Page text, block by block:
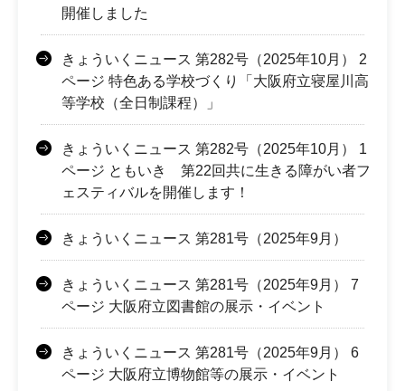
開催しました
きょういくニュース 第282号（2025年10月） 2
ページ 特色ある学校づくり「大阪府立寝屋川高
等学校（全日制課程）」
きょういくニュース 第282号（2025年10月） 1
ページ ともいき 第22回共に生きる障がい者フ
ェスティバルを開催します！
きょういくニュース 第281号（2025年9月）
きょういくニュース 第281号（2025年9月） 7
ページ 大阪府立図書館の展示・イベント
きょういくニュース 第281号（2025年9月） 6
ページ 大阪府立博物館等の展示・イベント